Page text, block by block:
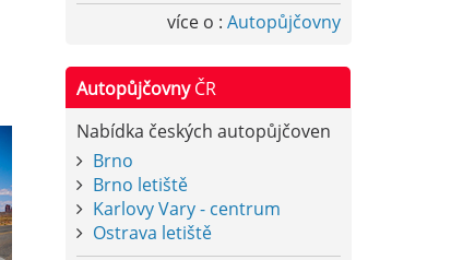
více o : Autopůjčovny
AutopůjčovnyČR
Nabídka českých autopůjčoven
Brno
Brno letiště
Karlovy Vary - centrum
Ostrava letiště